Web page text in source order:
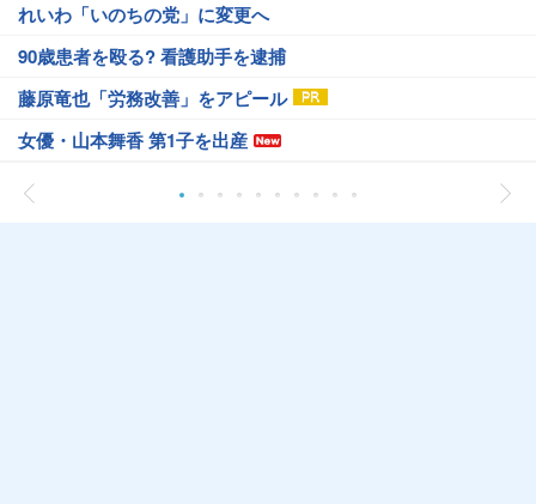
れいわ「いのちの党」に変更へ
90歳患者を殴る? 看護助手を逮捕
藤原竜也「労務改善」をアピール
女優・山本舞香 第1子を出産